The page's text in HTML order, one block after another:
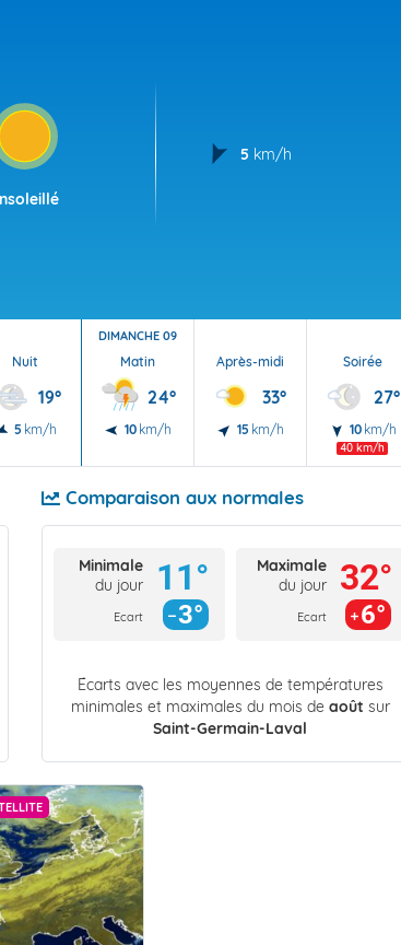
5 km/h
Nuit
19°
5 km/h
DIMANCHE 09
Matin
24°
10 km/h
Après-midi
33°
15 km/h
Soirée
27°
10 km/h
40 km/h
Comparaison aux normales
Minimale
du jour
Ecart
11°
3°
Maximale
du jour
Ecart
32°
6°
Écarts avec les moyennes de températures
minimales et maximales du mois de août sur
Saint-Germain-Laval